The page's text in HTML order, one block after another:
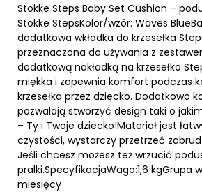
Stokke Steps Baby Set Cushion –
Stokke StepsKolor/wzór: Waves
dodatkowa wkładka do krzesełka
przeznaczona do używania z
dodatkową nakładką na krzesełko
miękka i zapewnia komfort podczas
krzesełka przez dziecko. Dodatkowo
pozwalają stworzyć design taki o
– Ty i Twoje dziecko!Materiał jest
czystości, wystarczy przetrzeć
Jeśli chcesz możesz też wrzucić
pralki.SpecyfikacjaWaga:1,6 kgGrupa
miesięcy